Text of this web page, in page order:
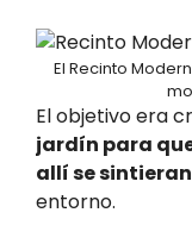
El Recinto
El objetivo era
jardín para
allí se
entorno.